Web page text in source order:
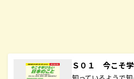
Ｓ０１ 今こそ